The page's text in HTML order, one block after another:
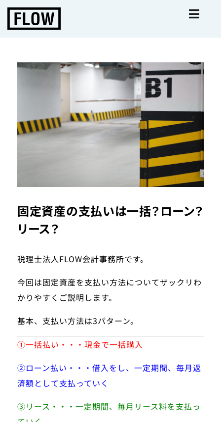
固定資産の支払いは一括？ローン？
リース？
税理士法人FLOW会計事務所です。
今回は固定資産を支払い方法についてザックリわ
かりやすくご説明します。
基本、支払い方法は3パターン。
①一括払い・・・現金で一括購入
②ローン払い・・・借入をし、一定期間、毎月返
済額として支払っていく
③リース・・・一定期間、毎月リース料を支払っ